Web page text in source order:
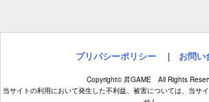
プリバシーポリシー | お問い
Copyright© 昇GAME All Rights
当サイトの利用において発生した不利益、被害については、当サ